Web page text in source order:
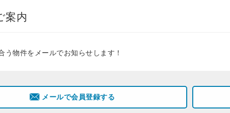
案内
う物件をメールでお知らせします！
メールで会員登録する